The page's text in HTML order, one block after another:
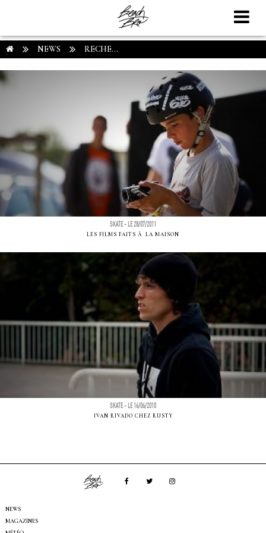
NEWS RECHE...
SKATE - LE 28/07/2011
LES FILMS FAITS Ã LA MAISON
SKATE - LE 16/06/2010
IVAN RIVADO CHEZ RUSTY
NEWS
MAGAZINES